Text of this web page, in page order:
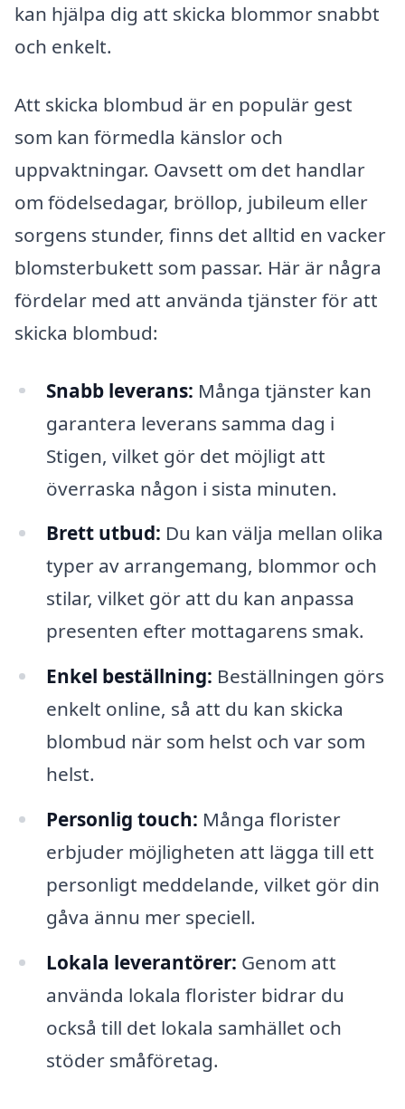
kan hjälpa dig att skicka blommor snabbt
och enkelt.
Att skicka blombud är en populär gest
som kan förmedla känslor och
uppvaktningar. Oavsett om det handlar
om födelsedagar, bröllop, jubileum eller
sorgens stunder, finns det alltid en vacker
blomsterbukett som passar. Här är några
fördelar med att använda tjänster för att
skicka blombud:
Snabb leverans: Många tjänster kan
garantera leverans samma dag i
Stigen, vilket gör det möjligt att
överraska någon i sista minuten.
Brett utbud: Du kan välja mellan olika
typer av arrangemang, blommor och
stilar, vilket gör att du kan anpassa
presenten efter mottagarens smak.
Enkel beställning: Beställningen görs
enkelt online, så att du kan skicka
blombud när som helst och var som
helst.
Personlig touch: Många florister
erbjuder möjligheten att lägga till ett
personligt meddelande, vilket gör din
gåva ännu mer speciell.
Lokala leverantörer: Genom att
använda lokala florister bidrar du
också till det lokala samhället och
stöder småföretag.